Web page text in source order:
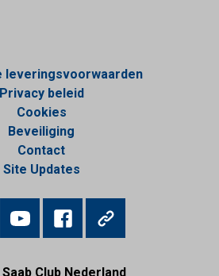
leveringsvoorwaarden
Privacy beleid
Cookies
Beveiliging
Contact
Site Updates
Club Nederland